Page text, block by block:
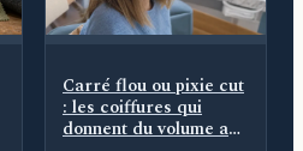
Carré flou ou pixie cut
: les coiffures qui
donnent du volume aux